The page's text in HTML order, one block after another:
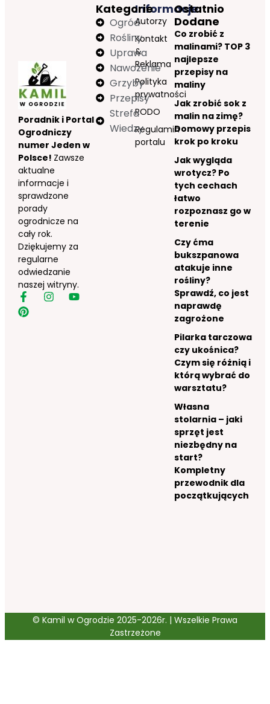
Poradnik i Portal
Ogrodniczy
numer Jeden w
Polsce! Zawsze
aktualne
informacje i
sprawdzone
porady
ogrodnicze na
cały rok.
Dziękujemy za
regularne
odwiedzanie
naszej witryny.
Informacje
Autorzy
Kontakt
&
Reklama
Polityka
prywatności
RODO
Regulamin
portalu
Kategorie
Ogród
Rośliny
Uprawa
Nawożenie
Grzyby
Przepisy
Strefa
Wiedzy
Ostatnio
Dodane
Co zrobić z
malinami? TOP 3
najlepsze
przepisy na
maliny
Jak zrobić sok z
malin na zimę?
Domowy przepis
krok po kroku
Jak wygląda
wrotycz? Po
tych cechach
łatwo
rozpoznasz go w
terenie
Czy ćma
bukszpanowa
atakuje inne
rośliny?
Sprawdź, co jest
naprawdę
zagrożone
Pilarka tarczowa
czy ukośnica?
Czym się różnią i
którą wybrać do
warsztatu?
Własna
stolarnia – jaki
sprzęt jest
niezbędny na
start?
Kompletny
przewodnik dla
początkujących
© Kamil w Ogrodzie 2025-2026r. | Wszelkie Prawa
Zastrzeżone